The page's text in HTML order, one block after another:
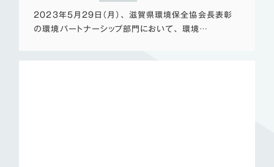
2023年5月29日（月）、 滋賀県環境保全協会長表彰
の環境パートナーシップ部門において、 環境…